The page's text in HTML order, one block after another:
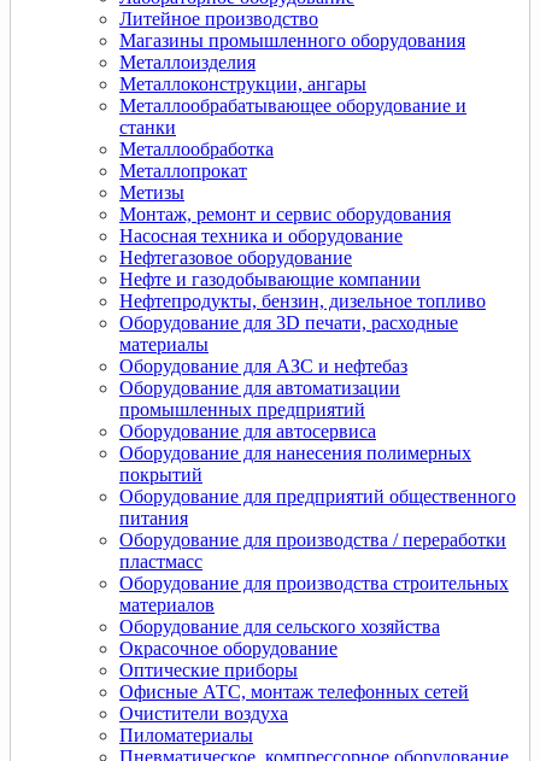
Литейное производство
Магазины промышленного оборудования
Металлоизделия
Металлоконструкции, ангары
Металлообрабатывающее оборудование и
станки
Металлообработка
Металлопрокат
Метизы
Монтаж, ремонт и сервис оборудования
Насосная техника и оборудование
Нефтегазовое оборудование
Нефте и газодобывающие компании
Нефтепродукты, бензин, дизельное топливо
Оборудование для 3D печати, расходные
материалы
Оборудование для АЗС и нефтебаз
Оборудование для автоматизации
промышленных предприятий
Оборудование для автосервиса
Оборудование для нанесения полимерных
покрытий
Оборудование для предприятий общественного
питания
Оборудование для производства / переработки
пластмасс
Оборудование для производства строительных
материалов
Оборудование для сельского хозяйства
Окрасочное оборудование
Оптические приборы
Офисные АТС, монтаж телефонных сетей
Очистители воздуха
Пиломатериалы
Пневматическое, компрессорное оборудование